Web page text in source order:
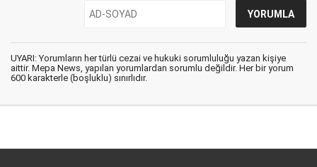
UYARI: Yorumların her türlü cezai ve hukuki sorumluluğu yazan kişiye
aittir. Mepa News, yapılan yorumlardan sorumlu değildir. Her bir yorum
600 karakterle (boşluklu) sınırlıdır.